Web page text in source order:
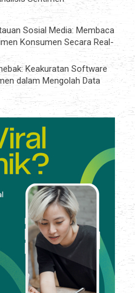
Sosial Media: Membaca
Konsumen Secara Real-
Keakuratan Software
dalam Mengolah Data